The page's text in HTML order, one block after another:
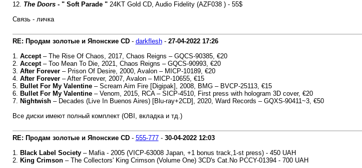
12. The Doors- " Soft Parade "24KT Gold CD, Audio Fidelity (AZF038 ) - 55$
Связь - личка
RE: Продам золотые и Японские CD- darkflesh- 27-04-2022 17:26
1. Accept‎– The Rise Of Chaos, 2017, Chaos Reigns – GQCS-90385, €20
2. Accept– Too Mean To Die, 2021, Chaos Reigns – GQCS-90993, €20
3. After Forever‎– Prison Of Desire, 2000, Avalon ‎– MICP-10189, €20
4. After Forever‎– After Forever, 2007, Avalon ‎– MICP-10655, €15
5. Bullet For My Valentine‎– Scream Aim Fire [Digipak], 2008, BMG ‎– BVCP-25113, €15
6. Bullet For My Valentine‎– Venom, 2015, RCA ‎– SICP-4510, First press with hologram 3D cover, €20
7. Nightwish– Decades (Live In Buenos Aires) [Blu-ray+2CD], 2020, Ward Records – GQXS-90411~3, €50
Все диски имеют полный комплект (OBI, вкладка и тд.)
RE: Продам золотые и Японские CD- 555-777- 30-04-2022 12:03
1. Black Label Society‎– Mafia - 2005 (VICP-63008 Japan, +1 bonus track,1-st press) - 450 UAH
2. King Crimson‎– The Collectors' King Crimson (Volume One) 3CD's Cat.No PCCY-01394 - 700 UAH